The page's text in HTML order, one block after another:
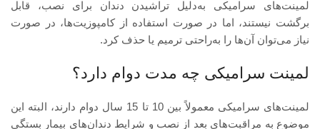
لمینت‌های سرامیکی به‌دلیل تراشیدن دندان برای نصب، قابل
برگشت نیستند، اما در صورت استفاده از کامپوزیت‌ها، در صورت
نیاز می‌توان آن‌ها را به‌راحتی ترمیم یا حذف کرد.
لمینت سرامیکی چه مدت دوام دارد؟
لمینت‌های سرامیکی معمولاً بین 10 تا 15 سال دوام دارند، البته این
موضوع به مراقبت‌های بعد از نصب و شرایط دندان‌های بیمار بستگی